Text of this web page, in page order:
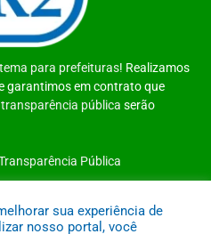
para prefeituras! Realizamos
garantimos em contrato que
transparência pública serão
Pública
sua experiência de
nosso portal, você